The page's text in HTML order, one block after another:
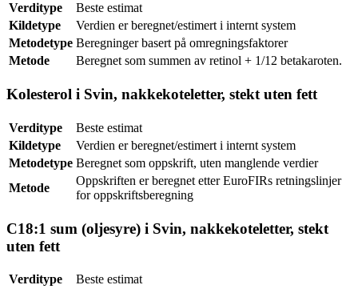
Verditype
Beste estimat
Kildetype
Verdien er beregnet/estimert i internt system
Metodetype Beregninger basert på omregningsfaktorer
Metode
Beregnet som summen av retinol + 1/12 betakaroten.
Kolesterol i Svin, nakkekoteletter, stekt uten fett
Verditype
Beste estimat
Kildetype
Verdien er beregnet/estimert i internt system
Metodetype Beregnet som oppskrift, uten manglende verdier
Metode
Oppskriften er beregnet etter EuroFIRs retningslinjer
for oppskriftsberegning
C18:1 sum (oljesyre) i Svin, nakkekoteletter, stekt
uten fett
Verditype
Beste estimat